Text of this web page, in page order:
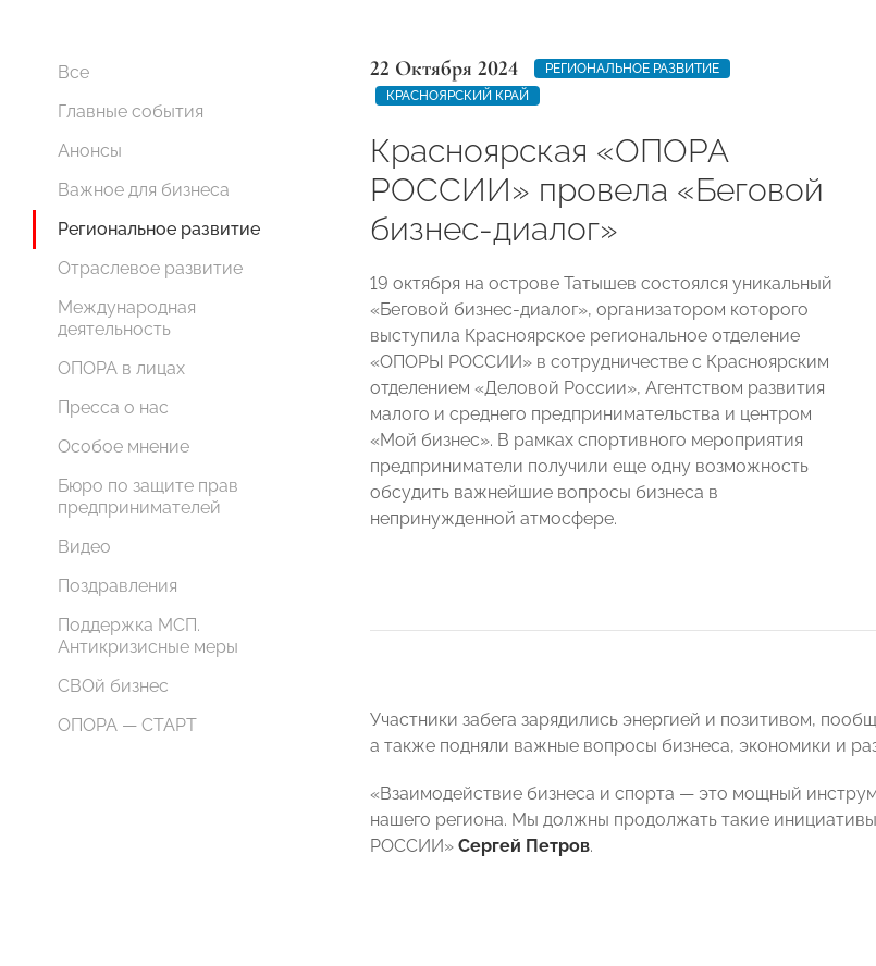
Все
Главные события
Анонсы
Важное для бизнеса
Региональное развитие
Отраслевое развитие
Международная
деятельность
ОПОРА в лицах
Пресса о нас
Особое мнение
Бюро по защите прав
предпринимателей
Видео
Поздравления
Поддержка МСП.
Антикризисные меры
СВОй бизнес
ОПОРА — СТАРТ
22 Октября 2024
РЕГИОНАЛЬНОЕ РАЗВИТИЕ
КРАСНОЯРСКИЙ КРАЙ
Красноярская «ОПОРА
РОССИИ» провела «Беговой
бизнес-диалог»
19 октября на острове Татышев состоялся уникальный
«Беговой бизнес-диалог», организатором которого
выступила Красноярское региональное отделение
«ОПОРЫ РОССИИ» в сотрудничестве с Красноярским
отделением «Деловой России», Агентством развития
малого и среднего предпринимательства и центром
«Мой бизнес». В рамках спортивного мероприятия
предприниматели получили еще одну возможность
обсудить важнейшие вопросы бизнеса в
непринужденной атмосфере.
Участники забега зарядились энергией и позитивом,
а также подняли важные вопросы бизнеса, экономики и
«Взаимодействие бизнеса и спорта — это мощный
нашего региона. Мы должны продолжать такие
РОССИИ» Сергей Петров.